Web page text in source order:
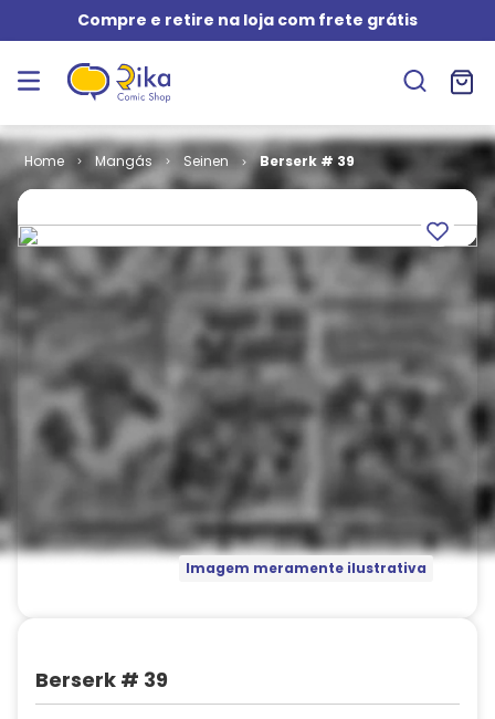
Compre e retire na loja com frete grátis
Mangás Seinen Berserk # 39
Imagem meramente ilustrativa
Berserk # 39